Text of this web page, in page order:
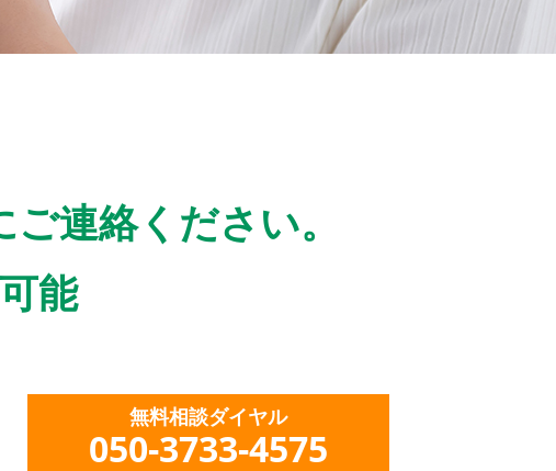
連絡ください。
能
無料相談ダイヤル
050-3733-4575